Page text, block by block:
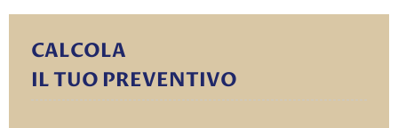
CALCOLA
IL TUO PREVENTIVO